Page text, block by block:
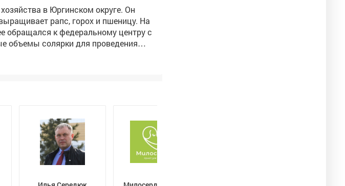
в Юргинском округе. Он
рапс, горох и пшеницу. На
объемы солярки для проведения
девять тысяч тонн горючего
сельхозпроизводителям.